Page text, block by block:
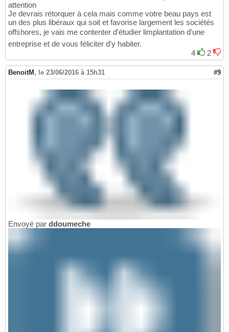
attention
Je devrais rétorquer à cela mais comme votre beau pays est
un des plus libéraux qui soit et favorise largement les sociétés
offshores, je vais me contenter d'étudier limplantation d'une
entreprise et de vous féliciter d'y habiter.
4
2
BenoitM , le 23/06/2016 à 15h31 #9
Envoyé par ddoumeche